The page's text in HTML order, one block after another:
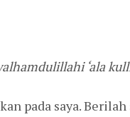
‘ala
pada saya.